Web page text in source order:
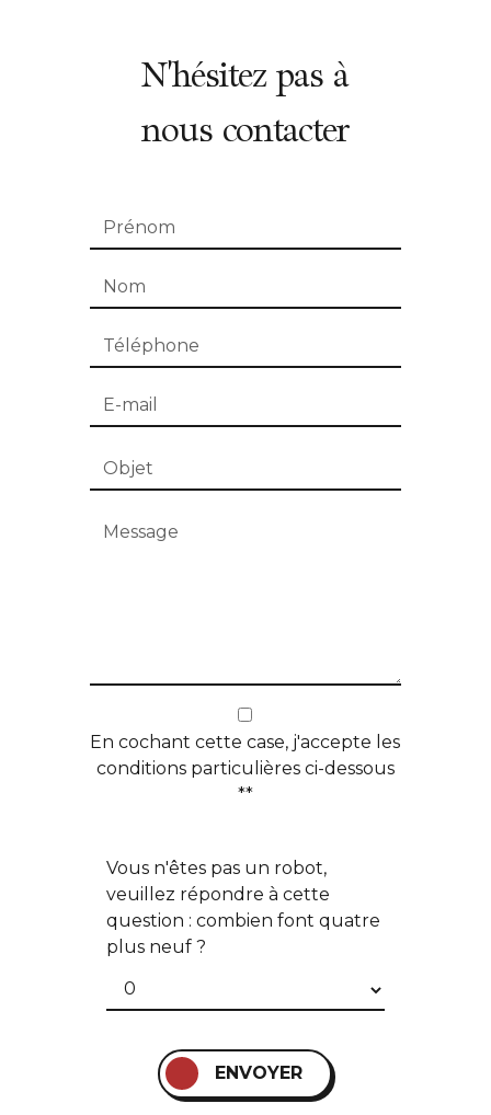
N'hésitez pas à
nous contacter
En cochant cette case, j'accepte les
conditions particulières ci-dessous
**
Vous n'êtes pas un robot,
veuillez répondre à cette
question : combien font quatre
plus neuf ?
ENVOYER